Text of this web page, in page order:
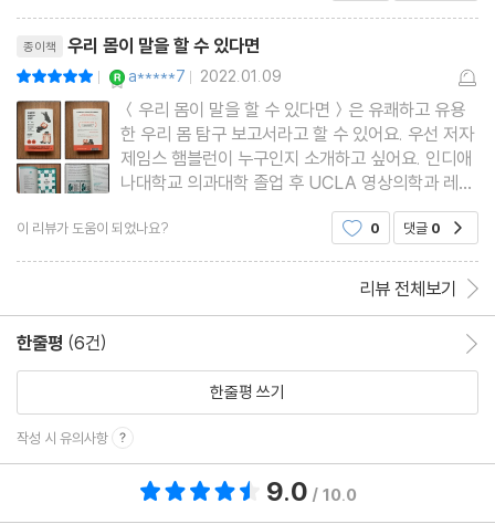
제 심장은 뛰어야 한다는 걸 어떻게 알죠? /급성 심장사란 무엇인가
요? /심장박동이 왜 엉망이 되나요? /심방세동이 그렇게 흔하다면
저에게도 있을까요? /감기 치료약은 왜 없나요? /코감기에 걸릴 때
마다 항생제가 꼭 필요한 것은 아니라고 어떻게 설득하면 좋을까
요? /페니실린은 곰팡이로 만드나요? /시퍼런 콧물이 나오면 항생
제를 먹어야 한다는 뜻일까요? /암의 원인은 무엇인가요? /만약 코
를 잃게 되면 과학으로 코를 다시 만들 수 있을까요? /노화는 피할
다가 정말 죽을 수도 있나요? /사후 경직이란 무엇인가요? /죽은 사
람의 몸에서는 어떤 일이 일어나나요? /사후 개인의 신체 데이터에
는 어떤 일이 생기나요?
에필로그
참고 문헌
종이책 우리 몸이 말을 할 수 있다면
| a*****7 | 2022.01.09
＜우리 몸이 말을 할 수 있다면＞은 유쾌하고 유용
한 우리 몸 탐구 보고서라고 할 수 있어요. 우선 저자
제임스 햄블런이 누구인지 소개하고 싶어요. 인디애
나대학교 의과대학 졸업 후 UCLA 영상의학과 레지
던트 과정을 거쳐 현재는 매거진 ＜애틀랜틱＞ 작가
이자 수석 편집자로 활동하고 있어요. '우리 몸이 말
이 리뷰가 도움이 되었나요? 0 댓글 0
리뷰 전체보기
한줄평 (6건)
한줄평 쓰기
작성 시 유의사항
9.0 / 10.0